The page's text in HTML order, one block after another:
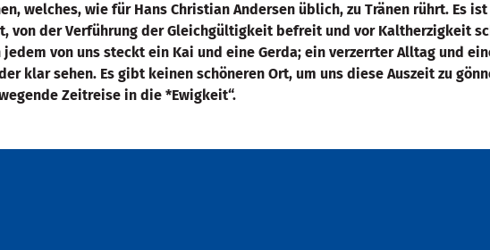
welches, wie für Hans Christian Andersen üblich, zu Tränen rührt. Es
von der Verführung der Gleichgültigkeit befreit und vor Kaltherzigkeit
von uns steckt ein Kai und eine Gerda; ein verzerrter Alltag und
klar sehen. Es gibt keinen schöneren Ort, um uns diese Auszeit zu
Zeitreise in die *Ewigkeit“.